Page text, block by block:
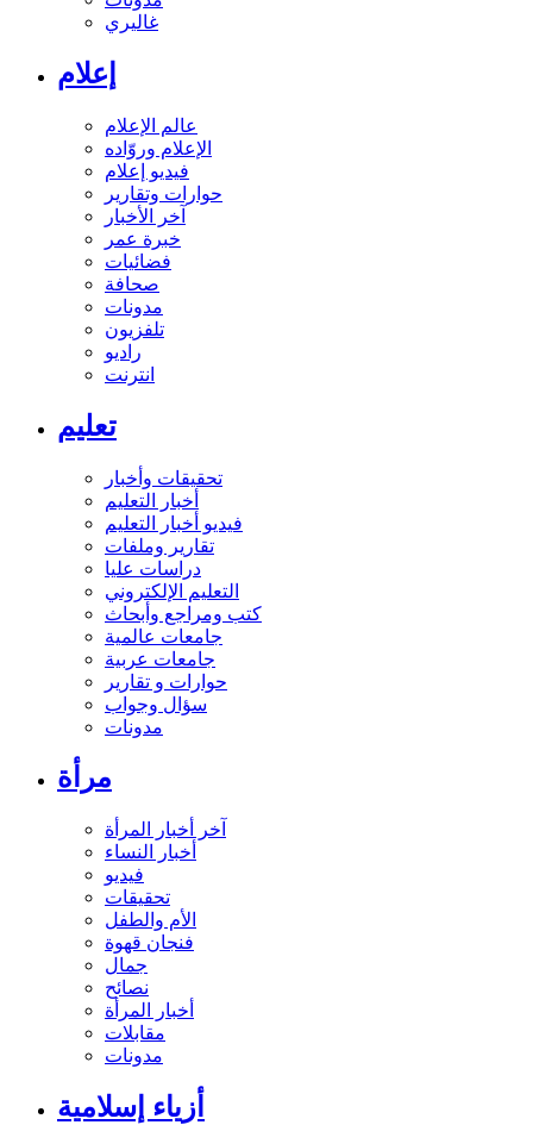
غاليري
إعلام
عالم الإعلام
الإعلام وروّاده
فيديو إعلام
حوارات وتقارير
آخر الأخبار
خبرة عمر
فضائيات
صحافة
مدونات
تلفزيون
راديو
انترنت
تعليم
تحقيقات وأخبار
أخبار التعليم
فيديو أخبار التعليم
تقارير وملفات
دراسات عليا
التعليم الإلكتروني
كتب ومراجع وأبحاث
جامعات عالمية
جامعات عربية
حوارات و تقارير
سؤال وجواب
مدونات
مرأة
آخر أخبار المرأة
أخبار النساء
فيديو
تحقيقات
الأم والطفل
فنجان قهوة
جمال
نصائح
أخبار المرأة
مقابلات
مدونات
أزياء إسلامية